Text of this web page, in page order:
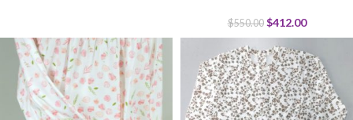
$550.00 $412.00